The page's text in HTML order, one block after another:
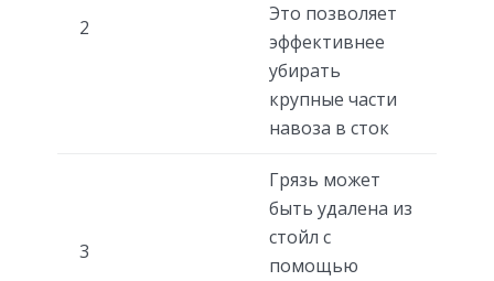
2
Это позволяет
эффективнее
убирать
крупные части
навоза в сток
3
Грязь может
быть удалена из
стойл с
помощью